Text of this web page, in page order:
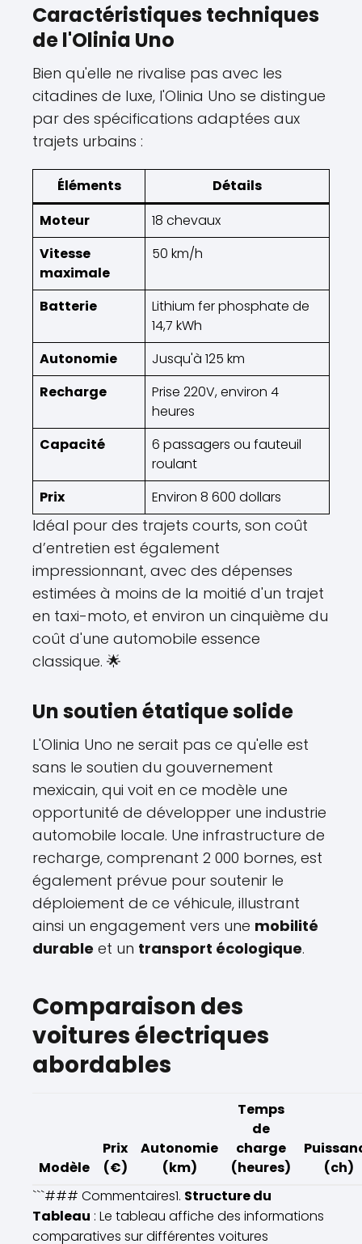
Caractéristiques techniques
de l'Olinia Uno
Bien qu'elle ne rivalise pas avec les
citadines de luxe, l'Olinia Uno se distingue
par des spécifications adaptées aux
trajets urbains :
Éléments
Détails
Moteur
18 chevaux
Vitesse
maximale
50 km/h
Batterie
Lithium fer phosphate de
14,7 kWh
Autonomie
Jusqu'à 125 km
Recharge
Prise 220V, environ 4
heures
Capacité
6 passagers ou fauteuil
roulant
Prix
Environ 8 600 dollars
Idéal pour des trajets courts, son coût
d’entretien est également
impressionnant, avec des dépenses
estimées à moins de la moitié d'un trajet
en taxi-moto, et environ un cinquième du
coût d'une automobile essence
classique. 🌟
Un soutien étatique solide
L'Olinia Uno ne serait pas ce qu'elle est
sans le soutien du gouvernement
mexicain, qui voit en ce modèle une
opportunité de développer une industrie
automobile locale. Une infrastructure de
recharge, comprenant 2 000 bornes, est
également prévue pour soutenir le
déploiement de ce véhicule, illustrant
ainsi un engagement vers une mobilité
durable et un transport écologique.
Comparaison des
voitures électriques
abordables
Modèle
Prix
(€)
Autonomie
(km)
Temps
de
charge
(heures)
(ch)
```### Commentaires1. Structure du
Tableau : Le tableau affiche des informations
comparatives sur différentes voitures